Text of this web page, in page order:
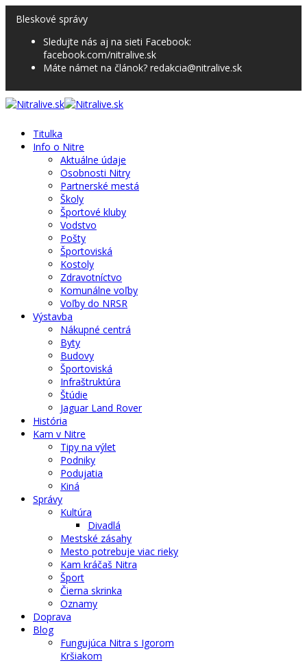
Bleskové správy
Sledujte nás aj na sieti Facebook:
facebook.com/nitralive.sk
Máte námet na článok? redakcia@nitralive.sk
Titulka
Info o Nitre
Aktuálne údaje
Osobnosti Nitry
Partnerské mestá
Školy
Športové kluby
Vodstvo
Pošty
Športoviská
Kostoly
Zdravotníctvo
Komunálne voľby
Voľby do NRSR
Výstavba
Nákupné centrá
Byty
Budovy
Športoviská
Infraštruktúra
Štúdie
Jaguar Land Rover
História
Kam v Nitre
Tipy na výlet
Podniky
Podujatia
Kiná
Správy
Kultúra
Divadlá
Mestské zásahy
Mesto potrebuje viac rieky
Kam kráčaš Nitra
Šport
Čierna skrinka
Oznamy
Doprava
Blog
Fungujúca Nitra s Igorom
Kršiakom